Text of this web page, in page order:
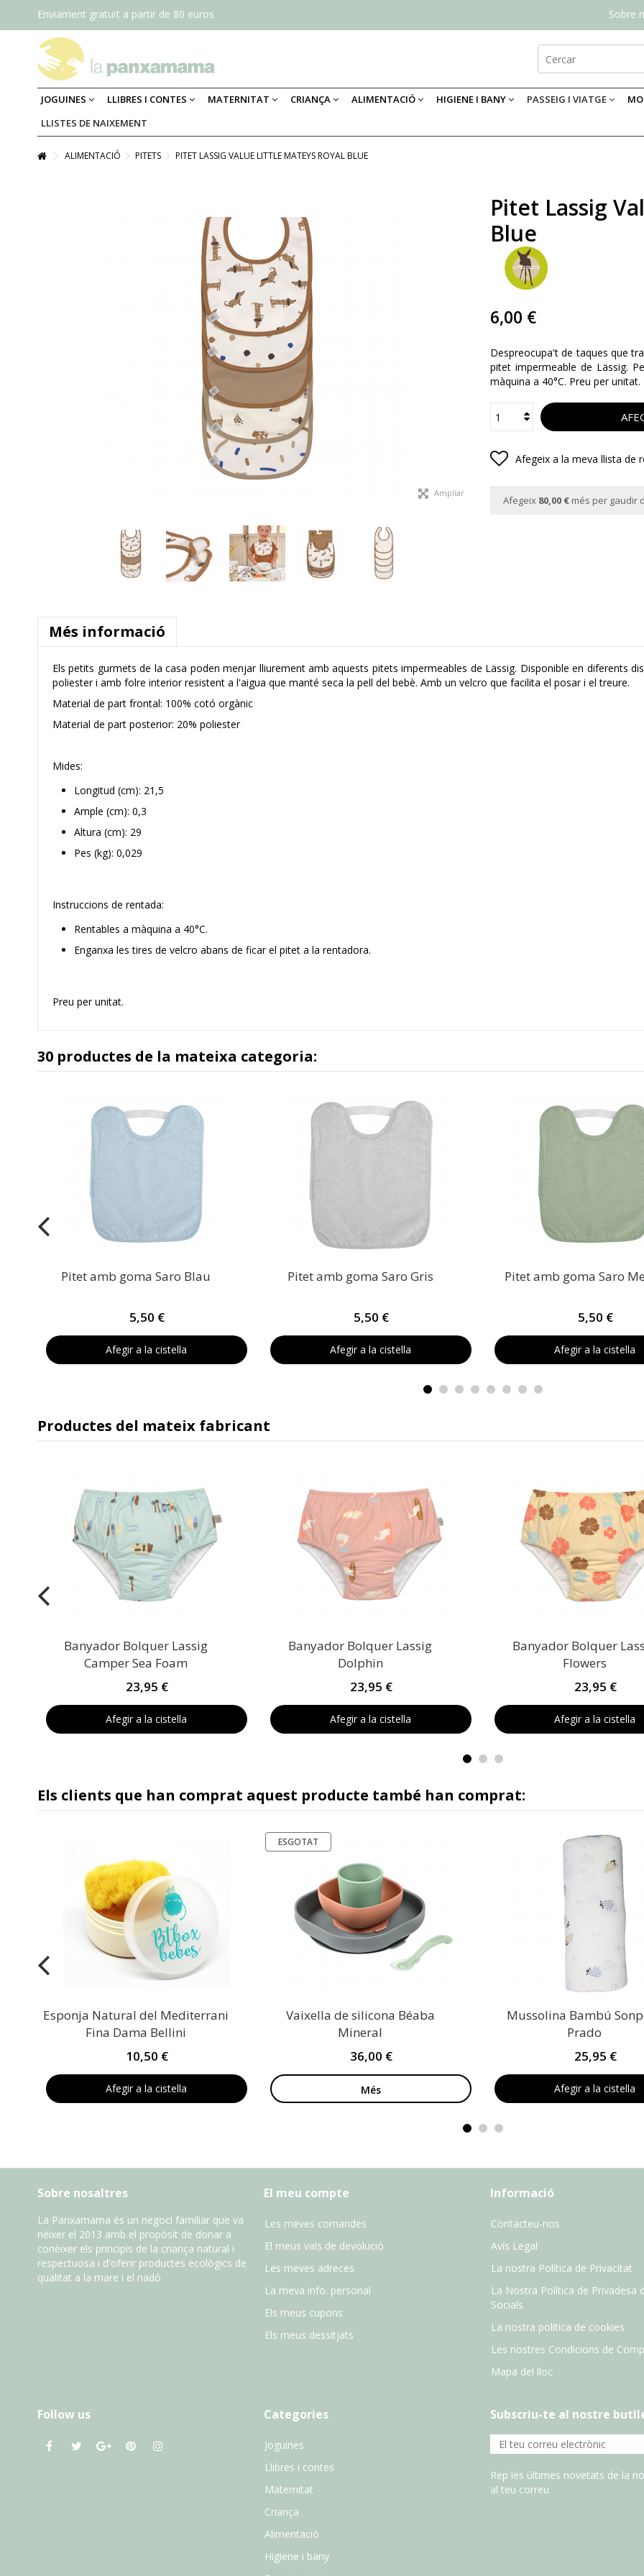
Sobre
Enviament gratuït a partir de 80 euros
JOGUINES LLIBRES I CONTES MATERNITAT CRIANÇA ALIMENTACIÓ HIGIENE I BANY PASSEIG I VIATGE
LLISTES DE NAIXEMENT
ALIMENTACIÓ PITETS PITET LASSIG VALUE LITTLE MATEYS ROYAL BLUE
Ampliar
Pitet Lassig
Blue
6,00 €
Despreocupa't de taques que
pitet impermeable de Lässig.
màquina a 40°C. Preu per unitat.
Afegeix a la meva llista de
Afegeix 80,00 € més per gaudir
Més informació
Els petits gurmets de la casa poden menjar lliurement amb aquests pitets impermeables de Lässig. Disponible en diferents
poliester i amb folre interior resistent a l'aigua que manté seca la pell del bebè. Amb un velcro que facilita el posar i el treure.
Material de part frontal: 100% cotó orgànic
Material de part posterior: 20% poliester
Mides:
Longitud (cm): 21,5
Ample (cm): 0,3
Altura (cm): 29
Pes (kg): 0,029
Instruccions de rentada:
Rentables a màquina a 40°C.
Enganxa les tires de velcro abans de ficar el pitet a la rentadora.
Preu per unitat.
30 productes de la mateixa categoria:
Pitet amb goma Saro Blau
5,50 €
Afegir a la cistella
Pitet amb goma Saro Gris
5,50 €
Afegir a la cistella
Pitet amb goma Saro
5,50 €
Afegir a la cistella
Productes del mateix fabricant
Banyador Bolquer Lassig
Camper Sea Foam
23,95 €
Afegir a la cistella
Banyador Bolquer Lassig
Dolphin
23,95 €
Afegir a la cistella
Banyador Bolquer
Flowers
23,95 €
Afegir a la cistella
Els clients que han comprat aquest producte també han comprat:
Esponja Natural del Mediterrani
Fina Dama Bellini
10,50 €
Afegir a la cistella
ESGOTAT
Vaixella de silicona Béaba
Mineral
36,00 €
Més
Mussolina Bambú
Prado
25,95 €
Afegir a la cistella
Sobre nosaltres
La Panxamama és un negoci familiar que va
nèixer el 2013 amb el propòsit de donar a
conèixer els principis de la criança natural i
respectuosa i d'oferir productes ecològics de
qualitat a la mare i el nadó
El meu compte
Les meves comandes
El meus vals de devolució
Les meves adreces
La meva info. personal
Els meus cupons
Els meus dessitjats
Informació
Contacteu-nos
Avís Legal
La nostra Política de Privacitat
La Nostra Política de Privadesa
Socials
La nostra política de cookies
Les nostres Condicions de
Mapa del lloc
Follow us Categories
Joguines
Llibres i contes
Maternitat
Criança
Alimentació
Higiene i bany
Subscriu-te al nostre
Rep les últimes novetats de la
al teu correu